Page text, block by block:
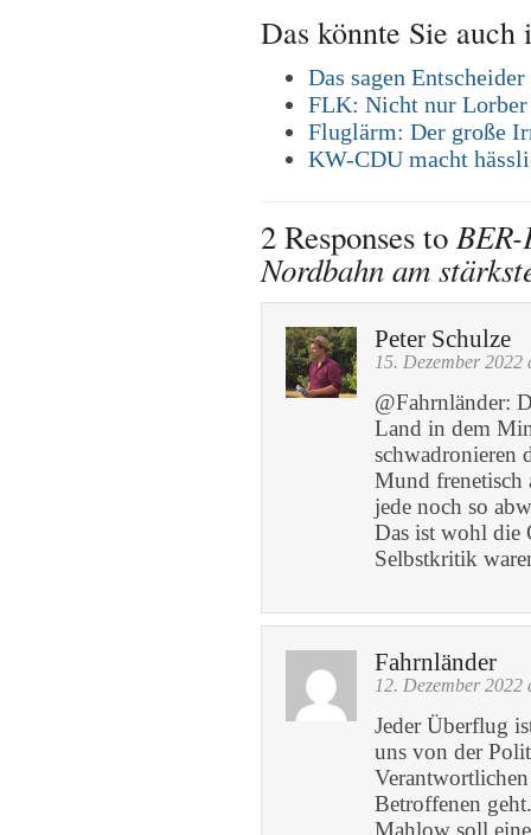
Das könnte Sie auch
Das sagen
FLK: Nicht nur
Fluglärm: Der große
KW-CDU macht
2 Responses to
Nordbahn am
Peter Schulze
15. Dezember 2022
@Fahrnländer:
Land in dem
schwadronieren
Mund frenetisch
jede noch so
Das ist wohl die
Selbstkritik
Fahrnländer
12. Dezember 2022
Jeder Überflug
uns von der
Betroffenen
Mahlow soll